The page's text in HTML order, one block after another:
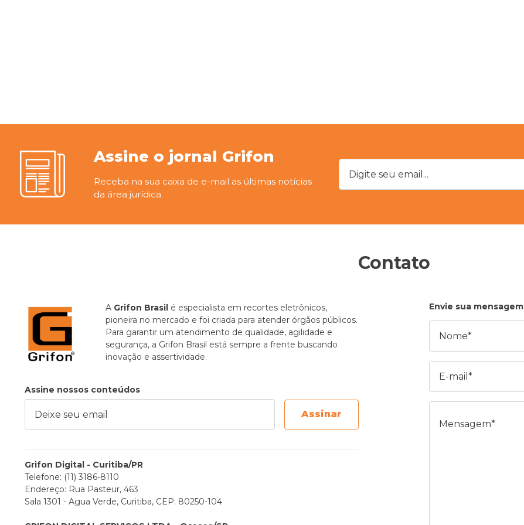
Assine o jornal Grifon
Receba na sua caixa de e-mail as últimas notícias
da área jurídica.
Digite seu email...
Contato
A Grifon Brasil é especialista em recortes eletrônicos,
pioneira no mercado e foi criada para atender órgãos públicos.
Para garantir um atendimento de qualidade, agilidade e
segurança, a Grifon Brasil está sempre a frente buscando
inovação e assertividade.
Assine nossos conteúdos
seu email Assinar
Grifon Digital - Curitiba/PR
Telefone: (11) 3186-8110
Endereço: Rua Pasteur, 463
Sala 1301 - Agua Verde, Curitiba, CEP: 80250-104
Envie sua mensagem